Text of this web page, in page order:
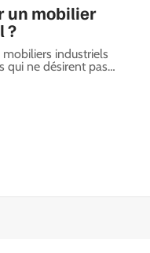
un mobilier
?
mobiliers industriels
qui ne désirent pas…